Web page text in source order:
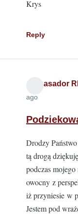
Krys
Reply
Ambasador
ago
Drodzy Państwo
tą drogą
podczas
owocny z
iż przyniesie w
Jestem pod